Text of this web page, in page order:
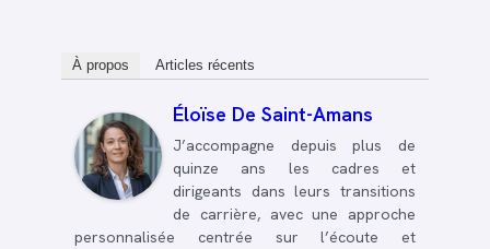
À propos Articles récents
Éloïse De Saint-Amans
J’accompagne depuis plus de
quinze ans les cadres et
dirigeants dans leurs transitions
de carrière, avec une approche
personnalisée centrée sur l’écoute et